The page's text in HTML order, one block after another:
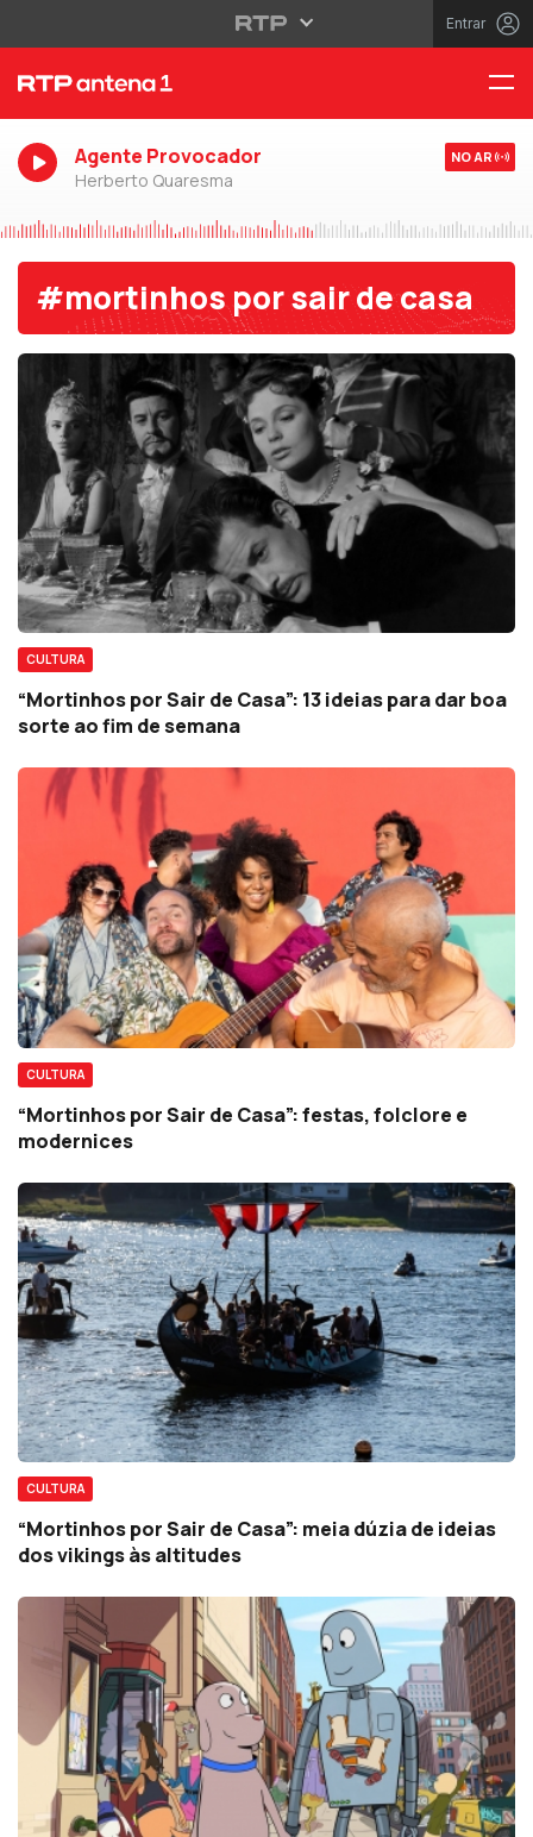
Entrar
Agente Provocador
Herberto Quaresma
NO AR
#mortinhos por sair de casa
CULTURA
“Mortinhos por Sair de Casa”: 13 ideias para dar boa
sorte ao fim de semana
CULTURA
“Mortinhos por Sair de Casa”: festas, folclore e
modernices
CULTURA
“Mortinhos por Sair de Casa”: meia dúzia de ideias
dos vikings às altitudes